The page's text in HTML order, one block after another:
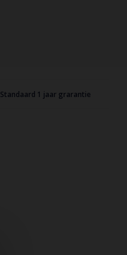
Standaard 1 jaar grarantie